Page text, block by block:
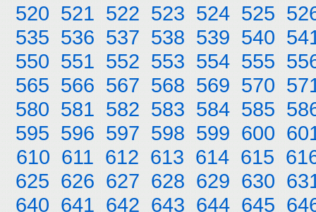
520 521 522 523 524 525
535 536 537 538 539 540
550 551 552 553 554 555
565 566 567 568 569 570
580 581 582 583 584 585
595 596 597 598 599 600
610 611 612 613 614 615
625 626 627 628 629 630
640 641 642 643 644 645